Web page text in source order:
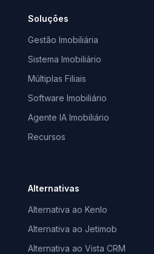
Soluções
Gestão Imobiliária
Sistema Imobiliário
Múltiplas Filiais
Software Imobiliário
Agente IA Imobiliário
Recursos
Alternativas
Alternativa ao Kenlo
Alternativa ao Jetimob
Alternativa ao Vista CRM